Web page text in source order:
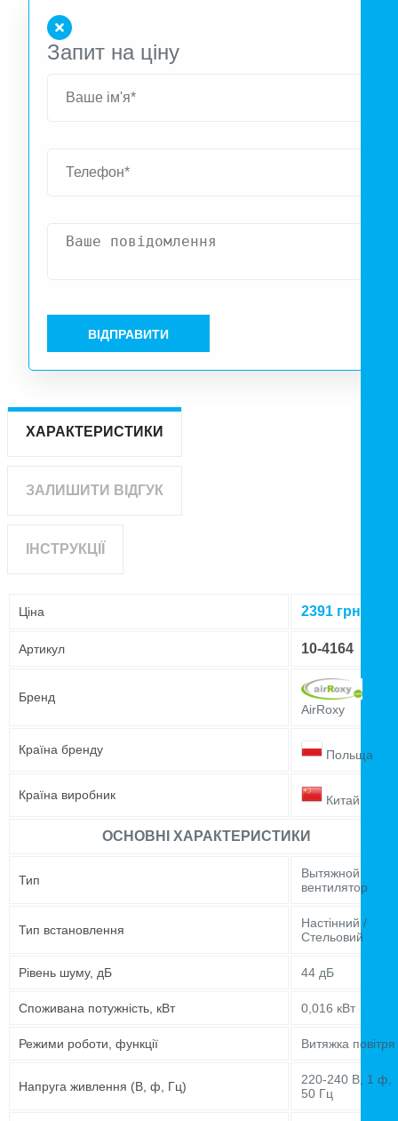
Запит на ціну
ВІДПРАВИТИ
ХАРАКТЕРИСТИКИ
ЗАЛИШИТИ ВІДГУК
ІНСТРУКЦІЇ
Ціна 2391 грн
Артикул 10-4164
Бренд
AirRoxy
Країна бренду Польща
Країна виробник Китай
ОСНОВНІ ХАРАКТЕРИСТИКИ
Тип
Вытяжной
вентилятор
Тип встановлення
Настінний /
Стельовий
Рівень шуму, дБ 44 дБ
Споживана потужність, кВт 0,016 кВт
Режими роботи, функції Витяжка повітря
Напруга живлення (В, ф, Гц)
220-240 В, 1 ф,
50 Гц